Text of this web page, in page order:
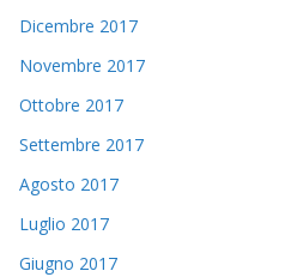
Dicembre 2017
Novembre 2017
Ottobre 2017
Settembre 2017
Agosto 2017
Luglio 2017
Giugno 2017